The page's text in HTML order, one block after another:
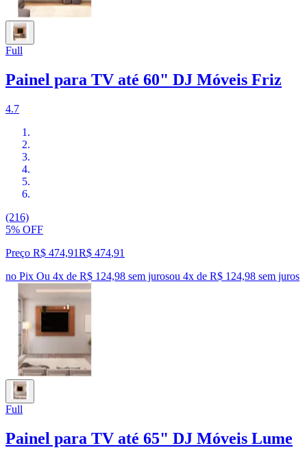
Full
Painel para TV até 60" DJ Móveis Friz
4.7
(216)
5% OFF
Preço R$ 474,91R$ 474,91
no Pix Ou 4x de R$ 124,98 sem jurosou 4x de R$ 124,98 sem juros
Full
Painel para TV até 65" DJ Móveis Lume